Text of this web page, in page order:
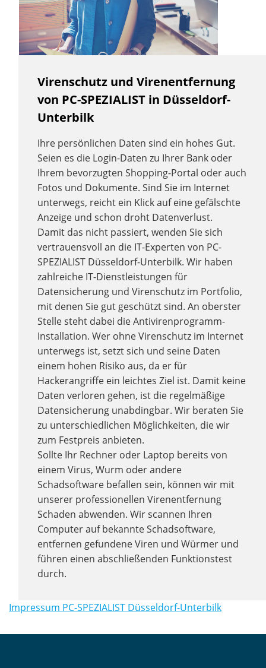
Virenschutz und Virenentfernung
von PC-SPEZIALIST in Düsseldorf-
Unterbilk
Ihre persönlichen Daten sind ein hohes Gut.
Seien es die Login-Daten zu Ihrer Bank oder
Ihrem bevorzugten Shopping-Portal oder auch
Fotos und Dokumente. Sind Sie im Internet
unterwegs, reicht ein Klick auf eine gefälschte
Anzeige und schon droht Datenverlust.
Damit das nicht passiert, wenden Sie sich
vertrauensvoll an die IT-Experten von PC-
SPEZIALIST Düsseldorf-Unterbilk. Wir haben
zahlreiche IT-Dienstleistungen für
Datensicherung und Virenschutz im Portfolio,
mit denen Sie gut geschützt sind. An oberster
Stelle steht dabei die Antivirenprogramm-
Installation. Wer ohne Virenschutz im Internet
unterwegs ist, setzt sich und seine Daten
einem hohen Risiko aus, da er für
Hackerangriffe ein leichtes Ziel ist. Damit keine
Daten verloren gehen, ist die regelmäßige
Datensicherung unabdingbar. Wir beraten Sie
zu unterschiedlichen Möglichkeiten, die wir
zum Festpreis anbieten.
Sollte Ihr Rechner oder Laptop bereits von
einem Virus, Wurm oder andere
Schadsoftware befallen sein, können wir mit
unserer professionellen Virenentfernung
Schaden abwenden. Wir scannen Ihren
Computer auf bekannte Schadsoftware,
entfernen gefundene Viren und Würmer und
führen einen abschließenden Funktionstest
durch.
Impressum PC-SPEZIALIST Düsseldorf-Unterbilk